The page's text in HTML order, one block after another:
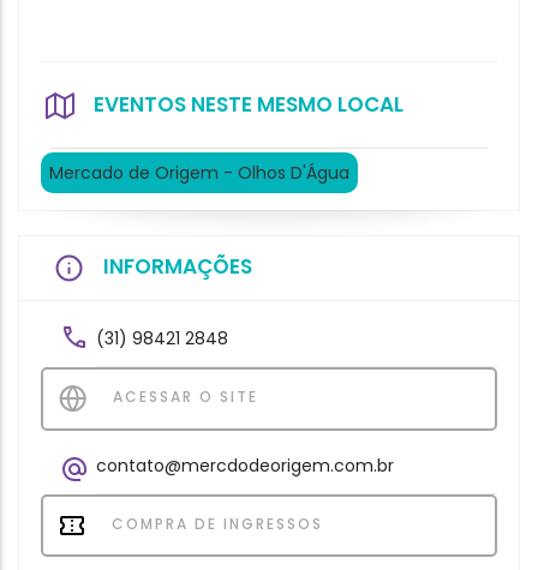
EVENTOS NESTE MESMO LOCAL
Mercado de Origem - Olhos D'Água
INFORMAÇÕES
(31) 98421 2848
ACESSAR O SITE
contato@mercdodeorigem.com.br
COMPRA DE INGRESSOS